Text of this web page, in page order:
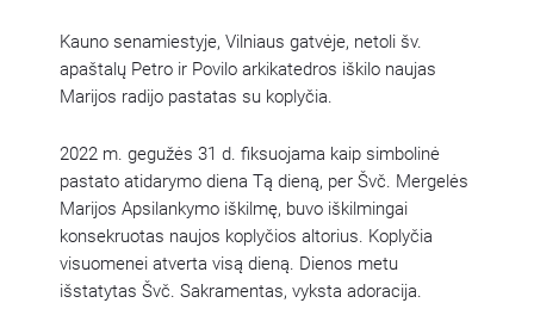
Kauno senamiestyje, Vilniaus gatvėje, netoli šv.
apaštalų Petro ir Povilo arkikatedros iškilo naujas
Marijos radijo pastatas su koplyčia.
2022 m. gegužės 31 d. fiksuojama kaip simbolinė
pastato atidarymo diena Tą dieną, per Švč. Mergelės
Marijos Apsilankymo iškilmę, buvo iškilmingai
konsekruotas naujos koplyčios altorius. Koplyčia
visuomenei atverta visą dieną. Dienos metu
išstatytas Švč. Sakramentas, vyksta adoracija.